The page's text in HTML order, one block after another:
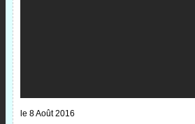
le 8 Août 2016